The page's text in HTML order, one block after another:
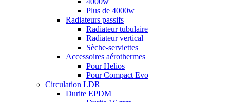
Plus de 4000w
Radiateurs passifs
Radiateur tubulaire
Radiateur vertical
Sèche-serviettes
Accessoires aérothermes
Pour Helios
Pour Compact Evo
Circulation LDR
Durite EPDM